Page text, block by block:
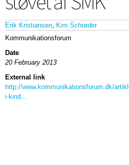
Contact
Employees
Activities
Partners
Erik Kristiansen Kim Schrøder
Kommunikationsforum
Date
20 February 2013
External link
http://www.kommunikationsforum.dk/
i-kind...